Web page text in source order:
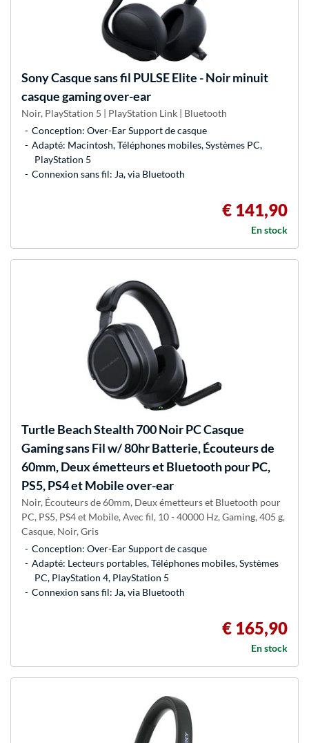
SonyCasque sans fil PULSE Elite - Noir minuit
casque gaming over-ear
Noir, PlayStation 5 | PlayStation Link | Bluetooth
Conception: Over-Ear Support de casque
Adapté: Macintosh, Téléphones mobiles, Systèmes PC,
PlayStation 5
Connexion sans fil: Ja, via Bluetooth
€ 141,90
En stock
Turtle BeachStealth 700 Noir PC Casque
Gaming sans Fil w/ 80hr Batterie, Écouteurs de
60mm, Deux émetteurs et Bluetooth pour PC,
PS5, PS4 et Mobile over-ear
Noir, Écouteurs de 60mm, Deux émetteurs et Bluetooth pour
PC, PS5, PS4 et Mobile, Avec fil, 10 - 40000 Hz, Gaming, 405 g,
Casque, Noir, Gris
Conception: Over-Ear Support de casque
Adapté: Lecteurs portables, Téléphones mobiles, Systèmes
PC, PlayStation 4, PlayStation 5
Connexion sans fil: Ja, via Bluetooth
€ 165,90
En stock